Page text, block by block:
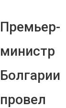
Премьер-
министр
Болгарии
провел